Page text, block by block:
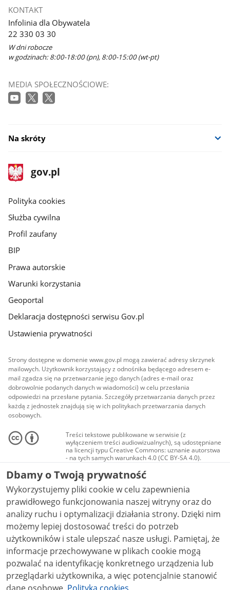
KONTAKT
Infolinia dla Obywatela
22 330 03 30
W dni robocze
w godzinach: 8:00-18:00 (pn), 8:00-15:00 (wt-pt)
MEDIA SPOŁECZNOŚCIOWE:
Na skróty
stopka
gov.pl
Strona
gov.pl
gov.pl
Polityka cookies
Służba cywilna
Profil zaufany
BIP
Prawa autorskie
Warunki korzystania
Geoportal
Deklaracja dostępności serwisu Gov.pl
Ustawienia prywatności
Strony dostępne w domenie www.gov.pl mogą zawierać adresy skrzynek
mailowych. Użytkownik korzystający z odnośnika będącego adresem e-
mail zgadza się na przetwarzanie jego danych (adres e-mail oraz
dobrowolnie podanych danych w wiadomości) w celu przesłania
odpowiedzi na przesłane pytania. Szczegóły przetwarzania danych przez
każdą z jednostek znajdują się w ich politykach przetwarzania danych
osobowych.
Treści tekstowe publikowane w serwisie (z
wyłączeniem treści audiowizualnych), są udostępniane
na licencji typu Creative Commons: uznanie autorstwa
- na tych samych warunkach 4.0 (CC BY-SA 4.0).
Materiały audiowizualne, w tym zdjęcia, materiały
audio i wideo, są udostępniane na licencji typu
Creative Commons: uznanie autorstwa użycie
niekomercyjne - bez utworów zależnych 4.0 (CC BY-
NC-ND 4.0), o ile nie jest to stwierdzone inaczej.
Dbamy o Twoją prywatność
Wykorzystujemy pliki cookie w celu zapewnienia
prawidłowego funkcjonowania naszej witryny oraz do
analizy ruchu i optymalizacji działania strony. Dzięki nim
możemy lepiej dostosować treści do potrzeb
użytkowników i stale ulepszać nasze usługi. Pamiętaj, że
informacje przechowywane w plikach cookie mogą
pozwalać na identyfikację konkretnego urządzenia lub
przeglądarki użytkownika, a więc potencjalnie stanowić